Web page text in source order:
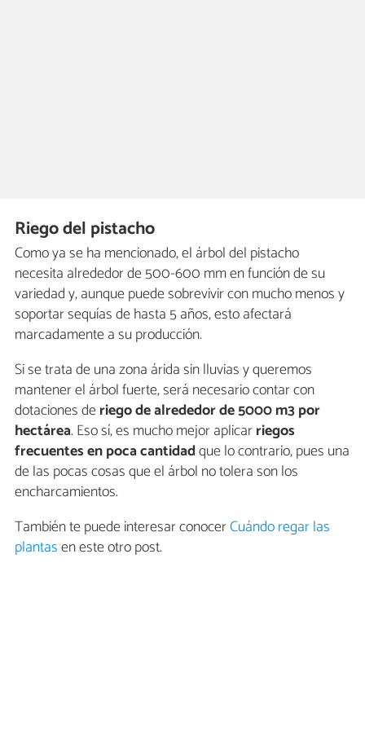
Riego del pistacho
Como ya se ha mencionado, el árbol del pistacho
necesita alrededor de 500-600 mm en función de su
variedad y, aunque puede sobrevivir con mucho menos y
soportar sequías de hasta 5 años, esto afectará
marcadamente a su producción.
Si se trata de una zona árida sin lluvias y queremos
mantener el árbol fuerte, será necesario contar con
dotaciones deriego de alrededor de 5000 m3 por
hectárea. Eso sí, es mucho mejor aplicarriegos
frecuentes en poca cantidadque lo contrario, pues una
de las pocas cosas que el árbol no tolera son los
encharcamientos.
También te puede interesar conocerCuándo regar las
plantasen este otro post.